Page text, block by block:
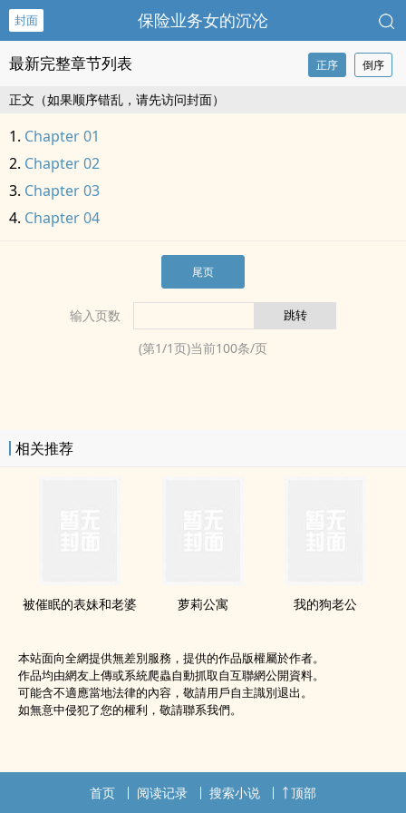
封面 保险业务女的沉沦
最新完整章节列表 正序 倒序
正文（如果顺序错乱，请先访问封面）
Chapter 01
Chapter 02
Chapter 03
Chapter 04
尾页
输入页数
(第1/1页)当前100条/页
相关推荐
被催眠的表妹和老婆 萝莉公寓 我的狗老公
本站面向全網提供無差別服務，提供的作品版權屬於作者。
作品均由網友上傳或系統爬蟲自動抓取自互聯網公開資料。
可能含不適應當地法律的內容，敬請用戶自主識別退出。
如無意中侵犯了您的權利，敬請聯系我們。
首页 阅读记录 搜索小说 顶部